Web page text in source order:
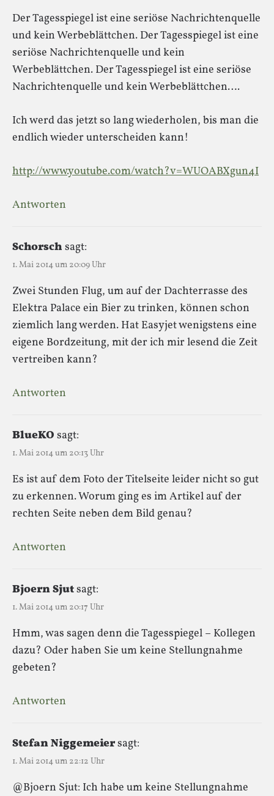
Der Tagesspiegel ist eine seriöse Nachrichtenquelle
und kein Werbeblättchen. Der Tagesspiegel ist eine
seriöse Nachrichtenquelle und kein
Werbeblättchen. Der Tagesspiegel ist eine seriöse
Nachrichtenquelle und kein Werbeblättchen….
Ich werd das jetzt so lang wiederholen, bis man die
endlich wieder unterscheiden kann!
http://www.youtube.com/watch?v=WUOABXgun4I
Antworten
Schorsch sagt:
1. Mai 2014 um 20:09 Uhr
Zwei Stunden Flug, um auf der Dachterrasse des
Elektra Palace ein Bier zu trinken, können schon
ziemlich lang werden. Hat Easyjet wenigstens eine
eigene Bordzeitung, mit der ich mir lesend die Zeit
vertreiben kann?
Antworten
BlueKO sagt:
1. Mai 2014 um 20:13 Uhr
Es ist auf dem Foto der Titelseite leider nicht so gut
zu erkennen. Worum ging es im Artikel auf der
rechten Seite neben dem Bild genau?
Antworten
Bjoern Sjutsagt:
1. Mai 2014 um 20:17 Uhr
Hmm, was sagen denn die Tagesspiegel – Kollegen
dazu? Oder haben Sie um keine Stellungnahme
gebeten?
Antworten
Stefan Niggemeiersagt:
1. Mai 2014 um 22:12 Uhr
@Bjoern Sjut: Ich habe um keine Stellungnahme